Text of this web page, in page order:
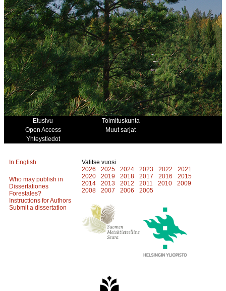
Etusivu
Toimituskunta
Open Access
Muut sarjat
Yhteystiedot
In English
Who may publish in
Dissertationes
Forestales?
Instructions for Authors
Submit a dissertation
Valitse vuosi
2026
2025 2024 2023 2022
2021
2020
2019 2018 2017 2016
2015
2014
2013 2012 2011 2010
2009
2008
2007 2006 2005